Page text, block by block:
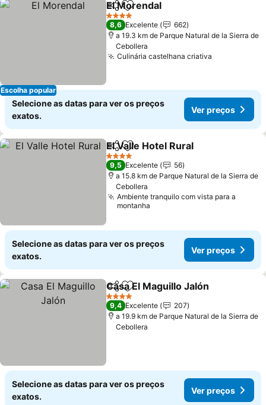
Escolha popular
PartilharAdicionar aos favoritos
El Morendal
4 Estrelas
8,6 Excelente
662
a 19.3 km de Parque Natural de la Sierra de
Cebollera
Culinária castelhana criativa
Selecione as datas para ver os preços
exatos.
Ver preços
PartilharAdicionar aos favoritos
El Valle Hotel Rural
4 Estrelas
9,5 Excelente
56
a 15.8 km de Parque Natural de la Sierra de
Cebollera
Ambiente tranquilo com vista para a
montanha
Selecione as datas para ver os preços
exatos.
Ver preços
PartilharAdicionar aos favoritos
Casa El Maguillo Jalón
4 Estrelas
9,4 Excelente
207
a 19.9 km de Parque Natural de la Sierra de
Cebollera
Selecione as datas para ver os preços
exatos.
Ver preços